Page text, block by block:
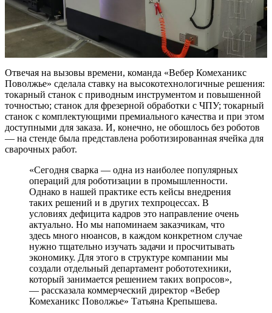
Отвечая на вызовы времени, команда «Вебер Комеханикс
Поволжье» сделала ставку на высокотехнологичные решения:
токарный станок с приводным инструментом и повышенной
точностью; станок для фрезерной обработки с ЧПУ; токарный
станок с комплектующими премиального качества и при этом
доступными для заказа. И, конечно, не обошлось без роботов
— на стенде была представлена роботизированная ячейка для
сварочных работ.
«Сегодня сварка — одна из наиболее популярных
операций для роботизации в промышленности.
Однако в нашей практике есть кейсы внедрения
таких решений и в других техпроцессах. В
условиях дефицита кадров это направление очень
актуально. Но мы напоминаем заказчикам, что
здесь много нюансов, в каждом конкретном случае
нужно тщательно изучать задачи и просчитывать
экономику. Для этого в структуре компании мы
создали отдельный департамент робототехники,
который занимается решением таких вопросов»,
— рассказала коммерческий директор «Вебер
Комеханикс Поволжье» Татьяна Крепышева.